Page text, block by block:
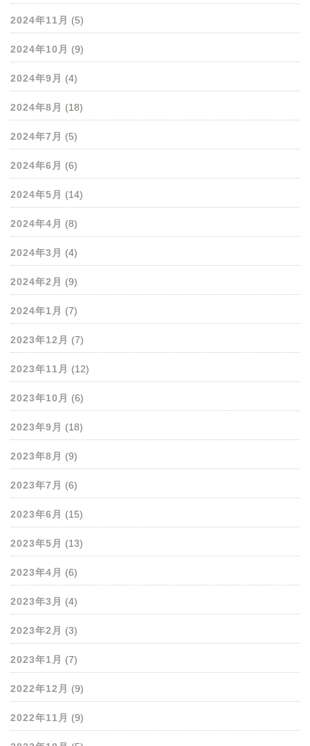
2024年11月 (5)
2024年10月 (9)
2024年9月 (4)
2024年8月 (18)
2024年7月 (5)
2024年6月 (6)
2024年5月 (14)
2024年4月 (8)
2024年3月 (4)
2024年2月 (9)
2024年1月 (7)
2023年12月 (7)
2023年11月 (12)
2023年10月 (6)
2023年9月 (18)
2023年8月 (9)
2023年7月 (6)
2023年6月 (15)
2023年5月 (13)
2023年4月 (6)
2023年3月 (4)
2023年2月 (3)
2023年1月 (7)
2022年12月 (9)
2022年11月 (9)